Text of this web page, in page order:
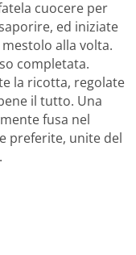
cuocere per
ed iniziate
alla volta.
completata.
la ricotta, regolate
il tutto. Una
fusa nel
preferite, unite del